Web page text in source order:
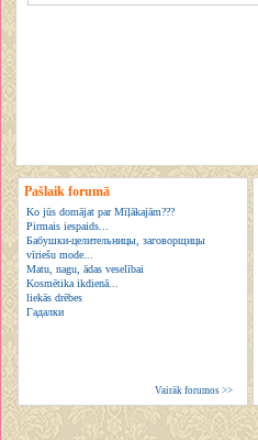
Pašlaik forumā
Ko jūs domājat par Mīļākajām???
Pirmais iespaids...
Бабушки-целительницы, заговорщицы
vīriešu mode...
Matu, nagu, ādas veselībai
Kosmētika ikdienā...
liekās drēbes
Гадалки
Vairāk forumos >>